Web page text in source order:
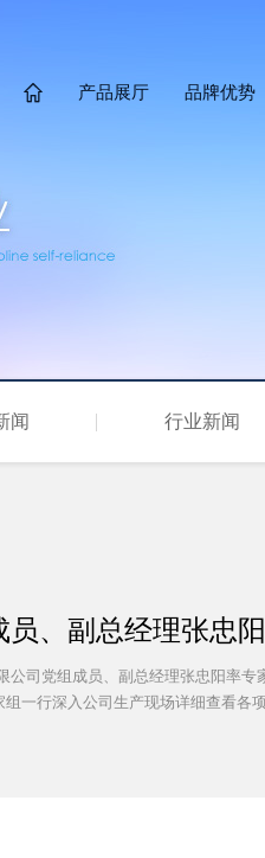
 产品展厅 品牌优势
闻 行业新闻
、副总经理张忠
公司党组成员、副总经理张忠阳率
一行深入公司生产现场详细查看